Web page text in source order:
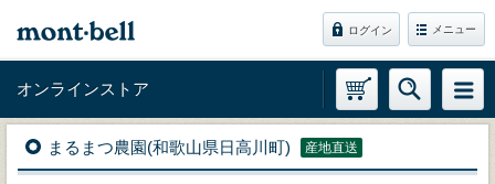
ログイン メニュー
オンラインストア
まるまつ農園(和歌山県日高川町) 産地直送